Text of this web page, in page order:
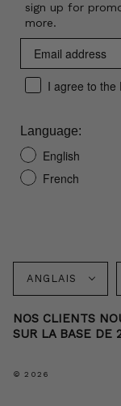
sign up for
more.
I agree to the
Language:
English
French
Langue
ANGLAIS
NOS CLIENTS
SUR LA BASE DE
© 2026